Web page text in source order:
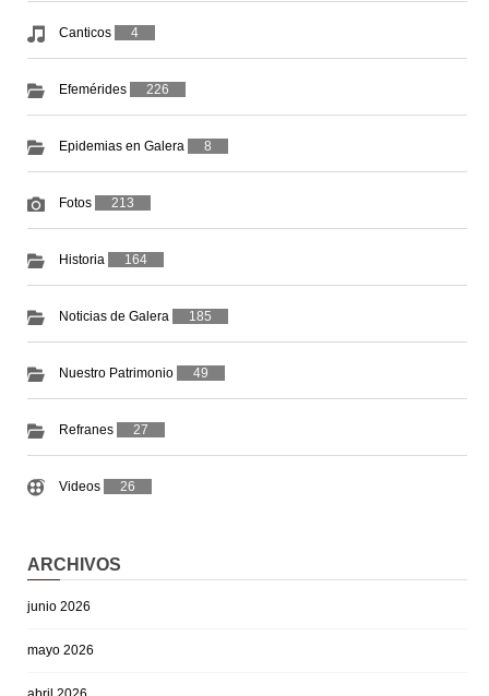
Canticos 4
Efemérides 226
Epidemias en Galera 8
Fotos 213
Historia 164
Noticias de Galera 185
Nuestro Patrimonio 49
Refranes 27
Videos 26
ARCHIVOS
junio 2026
mayo 2026